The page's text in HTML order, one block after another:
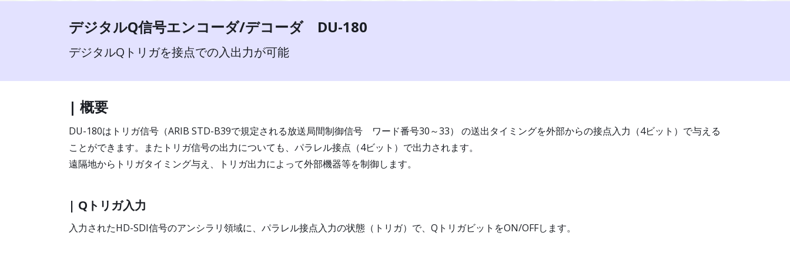
デジタルQ信号エンコーダ/デコーダ DU-180
デジタルQトリガを接点での入出力が可能
| 概要
DU-180はトリガ信号（ARIB STD-B39で規定される放送局間制御信号 ワード番号30～33） の送出タイミングを外部からの接点入力（4ビット）で与える
ことができます。またトリガ信号の出力についても、パラレル接点（4ビット）で出力されます。
遠隔地からトリガタイミング与え、トリガ出力によって外部機器等を制御します。
| Qトリガ入力
入力されたHD-SDI信号のアンシラリ領域に、パラレル接点入力の状態（トリガ）で、QトリガビットをON/OFFします。